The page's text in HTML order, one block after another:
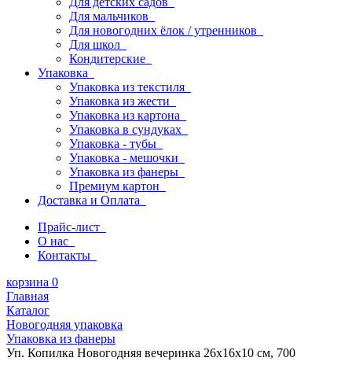
Для мальчиков
Для новогодних ёлок / утренников
Для школ
Кондитерские
Упаковка
Упаковка из текстиля
Упаковка из жести
Упаковка из картона
Упаковка в сундуках
Упаковка - тубы
Упаковка - мешочки
Упаковка из фанеры
Премиум картон
Доставка и Оплата
Прайс-лист
О нас
Контакты
корзина 0
Главная
Каталог
Новогодняя упаковка
Упаковка из фанеры
Уп. Копилка Новогодняя вечеринка 26x16х10 см, 700